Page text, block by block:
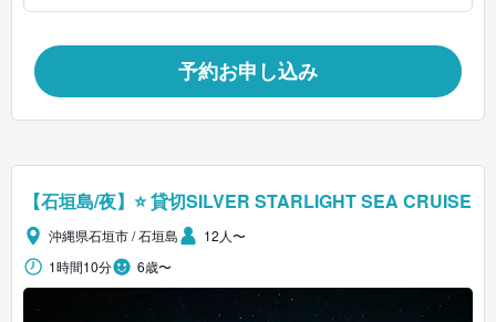
予約お申し込み
【石垣島/夜】⭐ 貸切SILVER STARLIGHT SEA CRUISE
沖縄県石垣市 / 石垣島
12人〜
1時間10分
6歳〜